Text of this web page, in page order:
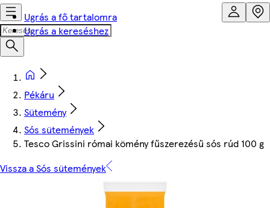
Ugrás a fő tartalomra
Ugrás a kereséshez
Pékáru
Sütemény
Sós sütemények
Tesco Grissini római kömény fűszerezésű sós rúd 100 g
Vissza a Sós sütemények